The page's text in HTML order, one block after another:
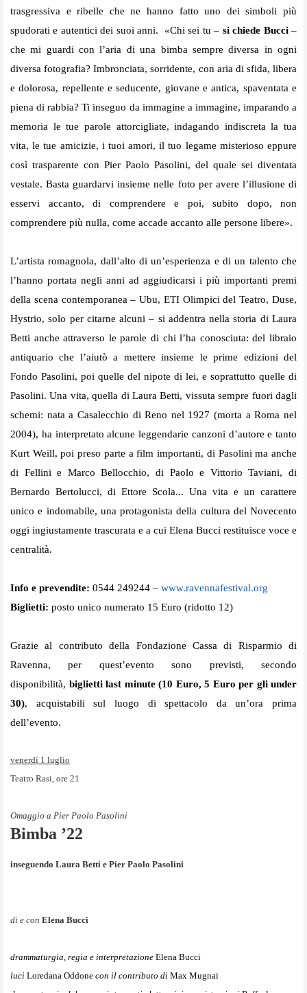
trasgressiva e ribelle che ne hanno fatto uno dei simboli più
spudorati e autentici dei suoi anni.
«Chi sei tu – si chiede Bucci –
che mi guardi con l’aria di una bimba sempre diversa in ogni
diversa fotografia? Imbronciata, sorridente, con aria di sfida, libera
e dolorosa, repellente e seducente, giovane e antica, spaventata e
piena di rabbia? Ti inseguo da immagine a immagine, imparando a
memoria le tue parole attorcigliate, indagando indiscreta la tua
vita, le tue amicizie, i tuoi amori, il tuo legame misterioso eppure
così trasparente con Pier Paolo Pasolini, del quale sei diventata
vestale. Basta guardarvi insieme nelle foto per avere l’illusione di
esservi accanto, di comprendere e poi, subito dopo, non
comprendere più nulla, come accade accanto alle persone libere».
L’artista romagnola, dall’alto di un’esperienza e di un talento che
l’hanno portata negli anni ad aggiudicarsi i più importanti premi
della scena contemporanea – Ubu, ETI Olimpici del Teatro, Duse,
Hystrio, solo per citarne alcuni – si addentra nella storia di Laura
Betti anche attraverso le parole di chi l’ha conosciuta: del libraio
antiquario che l’aiutò a mettere insieme le prime edizioni del
Fondo Pasolini, poi quelle del nipote di lei, e soprattutto quelle di
Pasolini. Una vita, quella di Laura Betti, vissuta sempre fuori dagli
schemi: nata a Casalecchio di Reno nel 1927 (morta a Roma nel
2004), ha interpretato alcune leggendarie canzoni d’autore e tanto
Kurt Weill, poi preso parte a film importanti, di Pasolini ma anche
di Fellini e Marco Bellocchio, di Paolo e Vittorio Taviani, di
Bernardo Bertolucci, di Ettore Scola... Una vita e un carattere
unico e indomabile, una protagonista della cultura del Novecento
oggi ingiustamente trascurata e a cui Elena Bucci restituisce voce e
centralità.
Info e prevendite: 0544 249244 – www.ravennafestival.org
Biglietti: posto unico numerato 15 Euro (ridotto 12)
Grazie al contributo della Fondazione Cassa di Risparmio di
Ravenna, per quest’evento sono previsti, secondo
disponibilità, biglietti last minute (10 Euro, 5 Euro per gli under
30), acquistabili sul luogo di spettacolo da un’ora prima
dell’evento.
venerdì 1 luglio
Teatro Rasi, ore 21
Omaggio a Pier Paolo Pasolini
Bimba ’22
inseguendo Laura Betti e Pier Paolo Pasolini
di e con Elena Bucci
drammaturgia, regia e interpretazione Elena Bucci
luci Loredana Oddone con il contributo di Max Mugnai